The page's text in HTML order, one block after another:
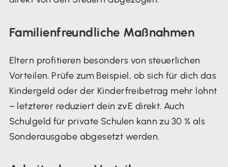
Familienfreundliche Maßnahmen
Eltern profitieren besonders von steuerlichen
Vorteilen. Prüfe zum Beispiel, ob sich für dich das
Kindergeld oder der Kinderfreibetrag mehr lohnt
– letzterer reduziert dein zvE direkt. Auch
Schulgeld für private Schulen kann zu 30 % als
Sonderausgabe abgesetzt werden.